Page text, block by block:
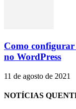
Como
no WordPress
11 de agosto de 2021
NOTÍCIAS